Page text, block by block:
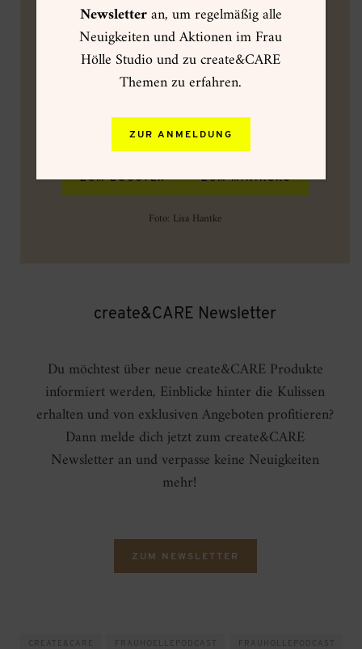
kreativen Selbstfürsorge-Routine
NEU:Mit dem7-tägigen create&CARE
kannst du in die Verbindung aus
hineinschnuppern!
ZUM BOOSTER ZUM MINIKURS
Foto: Lisa Hantke
create&CARE Newsletter
Du möchtest über neue create&CARE Produkte
informiert werden, Einblicke hinter die Kulissen
erhalten und von exklusiven Angeboten profitieren?
Dann melde dich jetzt zum create&CARE
Newsletter an und verpasse keine Neuigkeiten
mehr!
ZUM NEWSLETTER
CREATE&CARE FRAUHOELLEPODCAST FRAUHÖLLEPODCAST
Newsletteran, um regelmäßig alle
Neuigkeiten und Aktionen im Frau
Hölle Studio und zu create&CARE
Themen zu erfahren.
ZUR ANMELDUNG